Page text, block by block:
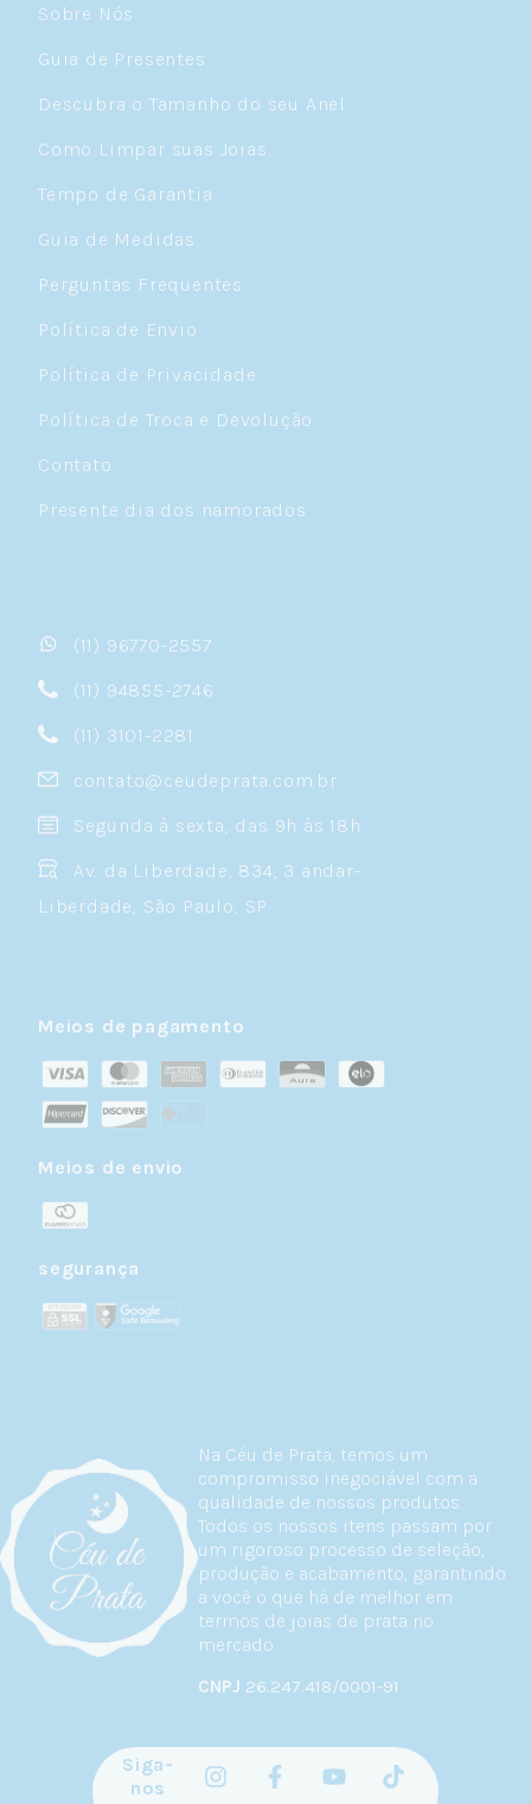
Na Céu de Prata, temos um
compromisso inegociável com a
qualidade de nossos produtos.
Todos os nossos itens passam por
um rigoroso processo de seleção,
produção e acabamento, garantindo
a você o que há de melhor em
termos de joias de prata no
mercado.
CNPJ 26.247.418/0001-91
Sobre Nós
Guia de Presentes
Descubra o Tamanho do seu Anel
Como Limpar suas Joias
Tempo de Garantia
Guia de Medidas
Perguntas Frequentes
Política de Envio
Política de Privacidade
Política de Troca e Devolução
Contato
Presente dia dos namorados
(11) 96770-2557
(11) 94855-2746
(11) 3101-2281
contato@ceudeprata.com.br
Segunda à sexta, das 9h às 18h
Av. da Liberdade, 834, 3 andar-
Liberdade, São Paulo, SP
Meios de pagamento
Meios de envio
segurança
Siga-
nos